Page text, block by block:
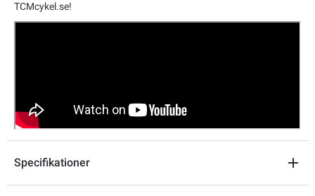
TCMcykel.se!
Specifikationer